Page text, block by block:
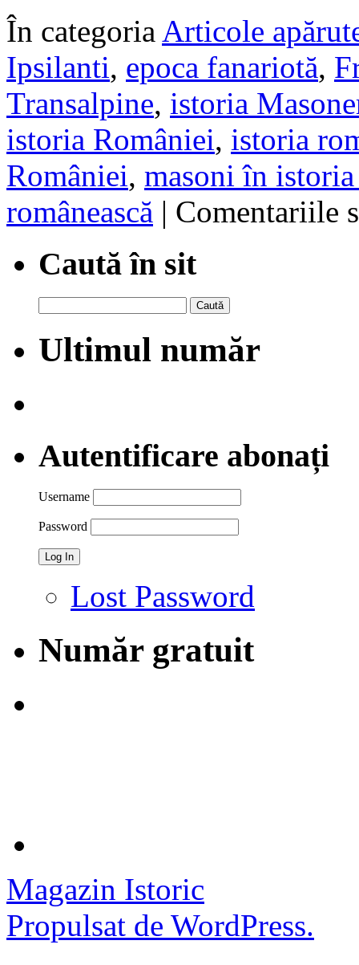
În categoria Articole
Ipsilanti, epoca fanariotă,
Transalpine, istoria
istoria României, istoria
României, masoni în
românească | Comentariile
Caută în sit
după:
Ultimul număr
Autentificare abonați
Username
Password
Lost Password
Număr gratuit
Magazin Istoric
Propulsat de WordPress.